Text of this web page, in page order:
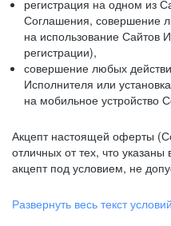
регистрация на одном из
Соглашения, совершение
на использование Сайтов
регистрации),
совершение любых
Исполнителя или
на мобильное устройство
Акцепт настоящей оферты
отличных от тех, что
акцепт под условием, не
Развернуть весь текст условий